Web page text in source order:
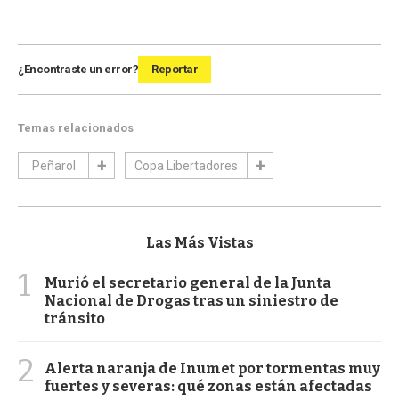
¿Encontraste un error? Reportar
Temas relacionados
Peñarol Copa Libertadores
Las Más Vistas
1
Murió el secretario general de la Junta
Nacional de Drogas tras un siniestro de
tránsito
2
Alerta naranja de Inumet por tormentas muy
fuertes y severas: qué zonas están afectadas